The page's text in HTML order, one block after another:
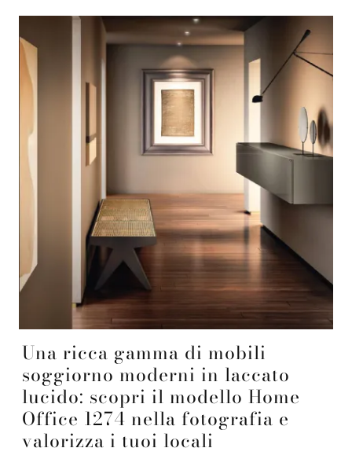
Una ricca gamma di mobili
soggiorno moderni in laccato
lucido: scopri il modello Home
Office 1274 nella fotografia e
valorizza i tuoi locali